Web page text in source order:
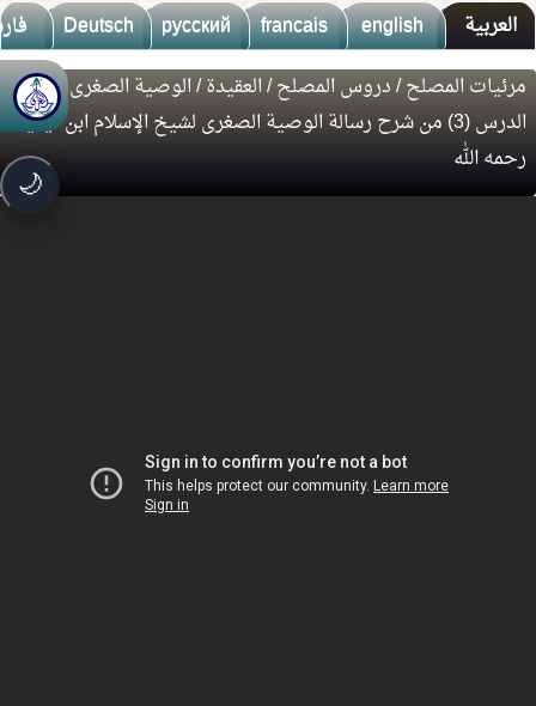
العربية english
francais
русский
Deutsch
🌙
🚀جديد الموقع!
تعرف على أحدث المميزات
مرئيات المصلح/دروس المصلح/العقيدة/الوصية الصغرى/
الدرس (3) من شرح رسالة الوصية الصغرى لشيخ الإسلام ابن تيمية
رحمه الله